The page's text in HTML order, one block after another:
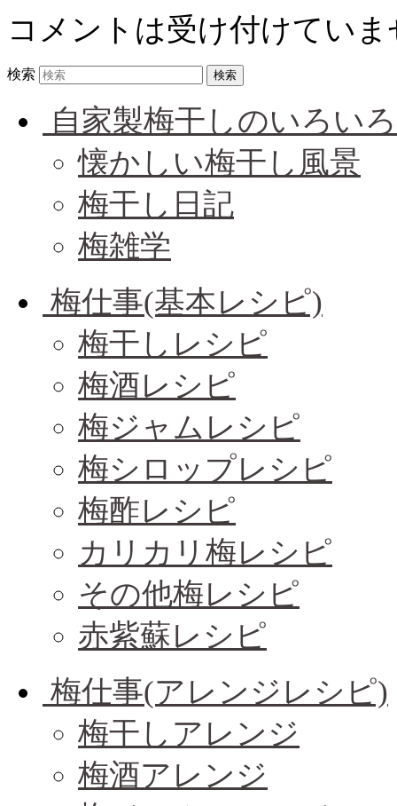
コメントは受け付けてい
検索
自家製梅干しのいろいろ
懐かしい梅干し風景
梅干し日記
梅雑学
梅仕事(基本レシピ)
梅干しレシピ
梅酒レシピ
梅ジャムレシピ
梅シロップレシピ
梅酢レシピ
カリカリ梅レシピ
その他梅レシピ
赤紫蘇レシピ
梅仕事(アレンジレシピ)
梅干しアレンジ
梅酒アレンジ